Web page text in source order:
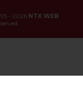
- 2026 NTX WEB